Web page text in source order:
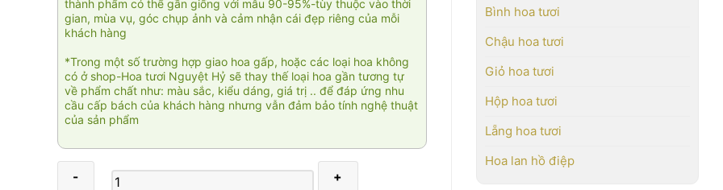
Bình hoa tươi
Chậu hoa tươi
Giỏ hoa tươi
Hộp hoa tươi
Lẵng hoa tươi
Hoa lan hồ điệp
thành phẩm có thể gần giống với mẫu 90-95%-tùy thuộc vào thời
gian, mùa vụ, góc chụp ảnh và cảm nhận cái đẹp riêng của mỗi
khách hàng
*Trong một số trường hợp giao hoa gấp, hoặc các loại hoa không
có ở shop-Hoa tươi Nguyệt Hỷ sẽ thay thế loại hoa gần tương tự
về phẩm chất như: màu sắc, kiểu dáng, giá trị .. để đáp ứng nhu
cầu cấp bách của khách hàng nhưng vẫn đảm bảo tính nghệ thuật
của sản phẩm